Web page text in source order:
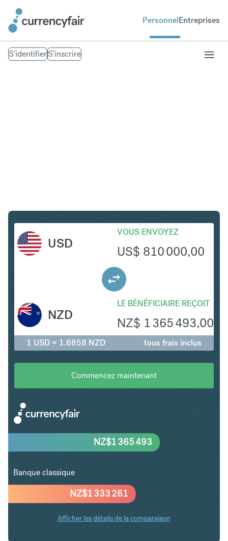
PersonnelEntreprises
S'identifierS'inscrire
USD
VOUS ENVOYEZ
US$ 810 000,00
LE BÉNÉFICIAIRE REÇOIT
NZ$ 1 365 493,00
NZD
1 USD = 1.6858 NZD tous frais inclus
Commencez maintenant
NZ$1 333 261
NZ$1 365 493
Banque classique
Afficher les détails de la comparaison